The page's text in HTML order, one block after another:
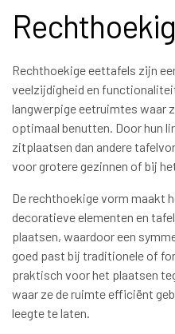
Rechthoekige eettafels zijn
veelzijdigheid en
langwerpige eetruimtes waar
optimaal benutten. Door hun
zitplaatsen dan andere
voor grotere gezinnen of bij
De rechthoekige vorm maakt
decoratieve elementen en
plaatsen, waardoor een
goed past bij traditionele of
praktisch voor het plaatsen
waar ze de ruimte efficiënt
leegte te laten.